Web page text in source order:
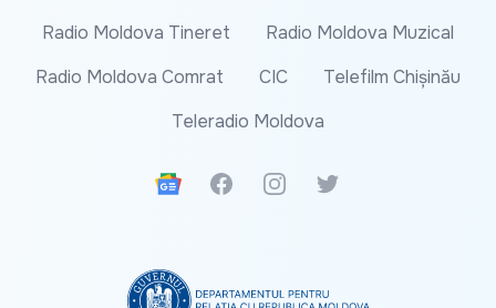
Radio Moldova Tineret
Radio Moldova Muzical
Radio Moldova Comrat
CIC
Telefilm Chișinău
Teleradio Moldova
Google News
FacebookInstagramTwitter